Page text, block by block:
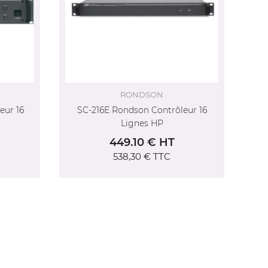
16
RONDSON
SC-216E Rondson Contrôleur 16
Lignes HP
449.10 € HT
538,30 € TTC